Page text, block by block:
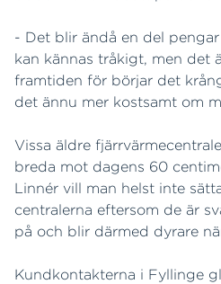
- Det blir ändå en del
kan kännas tråkigt, men det
framtiden för börjar det
det ännu mer kostsamt om
Vissa äldre
breda mot dagens 60
Linnér vill man helst inte
centralerna eftersom de är
på och blir därmed dyrare
Kundkontakterna i Fyllinge